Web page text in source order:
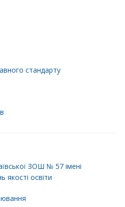
стандарту
ЗОШ № 57 імені
якості освіти